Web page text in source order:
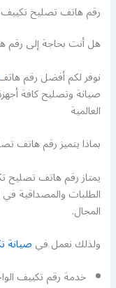
رقم هاتف تصليح تكييف
هل أنت بحاجة إلى رقم
نوفر لكم أفضل رقم
صيانة وتصليح كافة
العالمية
بماذا يتميز رقم هاتف
يمتاز رقم هاتف تصليح
الطلبات والمصداقية
المجال.
ولذلك نعمل فيصيانة
خدمة رقم تكييف